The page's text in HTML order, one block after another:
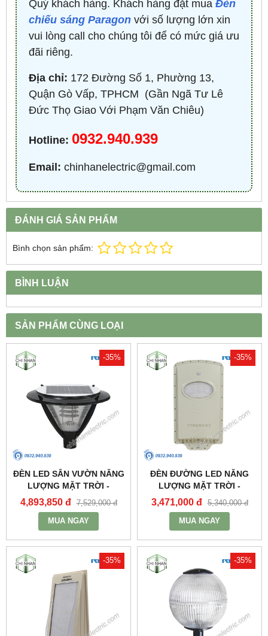
Quý khách hàng. Khách hàng đặt mua Đèn
chiếu sáng Paragon với số lượng lớn xin
vui lòng call cho chúng tôi để có mức giá ưu
đãi riêng.
Địa chỉ: 172 Đường Số 1, Phường 13,
Quận Gò Vấp, TPHCM ​ (Gần Ngã Tư Lê
Đức Thọ Giao Với Phạm Văn Chiêu)
Hotline: 0932.940.939
Email: chinhanelectric@gmail.com
ĐÁNH GIÁ SẢN PHẨM
Bình chọn sản phẩm:
BÌNH LUẬN
SẢN PHẨM CÙNG LOẠI
-35%
ĐÈN LED SÂN VƯỜN NĂNG
LƯỢNG MẶT TRỜI -
PSOGA20L - PARAGON
4,893,850 đ 7,529,000 đ
MUA NGAY
-35%
ĐÈN ĐƯỜNG LED NĂNG
LƯỢNG MẶT TRỜI -
PSOWB1065 - PARAGON
3,471,000 đ 5,340,000 đ
MUA NGAY
-35% -35%